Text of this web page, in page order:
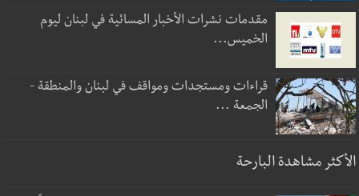
مقدمات نشرات الأخبار المسائية في لبنان ليوم
الخميس...
قراءات ومستجدات ومواقف في لبنان والمنطقة -
الجمعة ...
الأكثر مشاهدة البارحة